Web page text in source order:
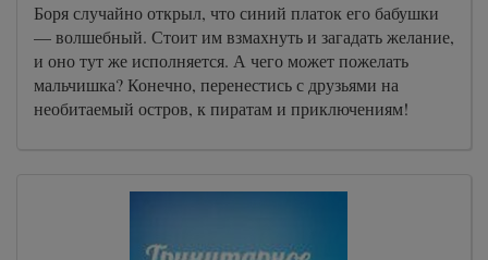
Боря случайно открыл, что синий платок его бабушки
— волшебный. Стоит им взмахнуть и загадать желание,
и оно тут же исполняется. А чего может пожелать
мальчишка? Конечно, перенестись с друзьями на
необитаемый остров, к пиратам и приключениям!